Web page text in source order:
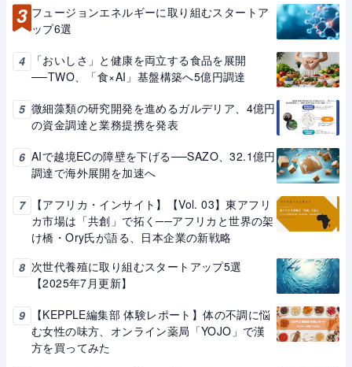
3 フュージョンエネルギーに取り組むスタートア
ップ6選
4
「おいしさ」と健康を両立する食品を展開
──TWO、「食×AI」基盤構築へ5億円調達
5 微細藻類の研究開発を進めるガルデリア、4億円
の資金調達と業務提携を発表
6 AIで越境ECの障壁を下げる──SAZO、32.1億円
調達で海外展開を加速へ
7
【アフリカ・インサイト】【Vol. 03】東アフリ
カ市場は「共創」で拓く──アフリカと世界の架
け橋・Ory氏が語る、日本企業の新戦略
8 次世代養殖に取り組むスタートアップ5選
【2025年7月更新】
9
【KEPPLE編集部 体験レポート】体の不調に悩
む女性の味方、オンライン薬局「YOJO」で漢
方を買ってみた